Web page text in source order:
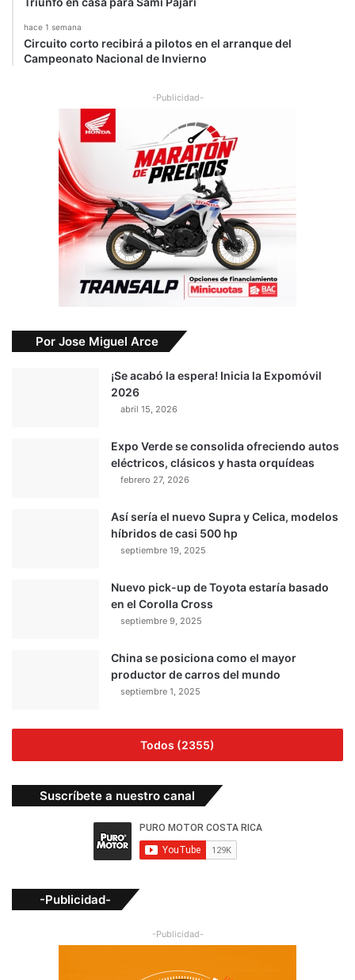
hace 1 semana
Circuito corto recibirá a pilotos en el arranque del
Campeonato Nacional de Invierno
-Publicidad-
Por Jose Miguel Arce
¡Se acabó la espera! Inicia la Expomóvil
2026
abril 15, 2026
Expo Verde se consolida ofreciendo autos
eléctricos, clásicos y hasta orquídeas
febrero 27, 2026
Así sería el nuevo Supra y Celica, modelos
híbridos de casi 500 hp
septiembre 19, 2025
Nuevo pick-up de Toyota estaría basado
en el Corolla Cross
septiembre 9, 2025
China se posiciona como el mayor
productor de carros del mundo
septiembre 1, 2025
Todos (2355)
Suscríbete a nuestro canal
-Publicidad-
-Publicidad-